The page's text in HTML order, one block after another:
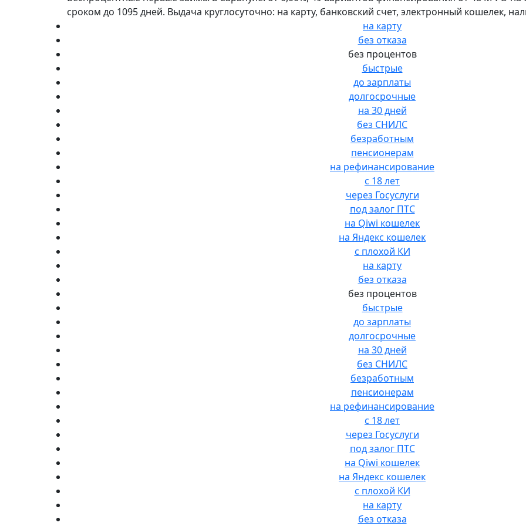
сроком до 1095 дней. Выдача круглосуточно: на карту, банковский счет, электронный кошелек,
на карту
без отказа
без процентов
быстрые
до зарплаты
долгосрочные
на 30 дней
без СНИЛС
безработным
пенсионерам
на рефинансирование
с 18 лет
через Госуслуги
под залог ПТС
на Qiwi кошелек
на Яндекс кошелек
с плохой КИ
на карту
без отказа
без процентов
быстрые
до зарплаты
долгосрочные
на 30 дней
без СНИЛС
безработным
пенсионерам
на рефинансирование
с 18 лет
через Госуслуги
под залог ПТС
на Qiwi кошелек
на Яндекс кошелек
с плохой КИ
на карту
без отказа